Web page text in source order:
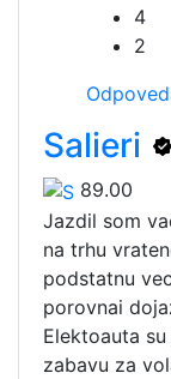
4
2
Salieri
89.00
Jazdil som
na trhu
podstatnu
porovnai
Elektoauta
zabavu za